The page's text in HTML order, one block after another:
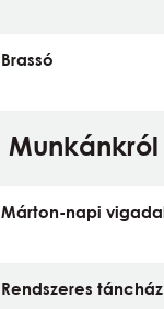
Brassó
Munkánkról
Márton-napi
Rendszeres